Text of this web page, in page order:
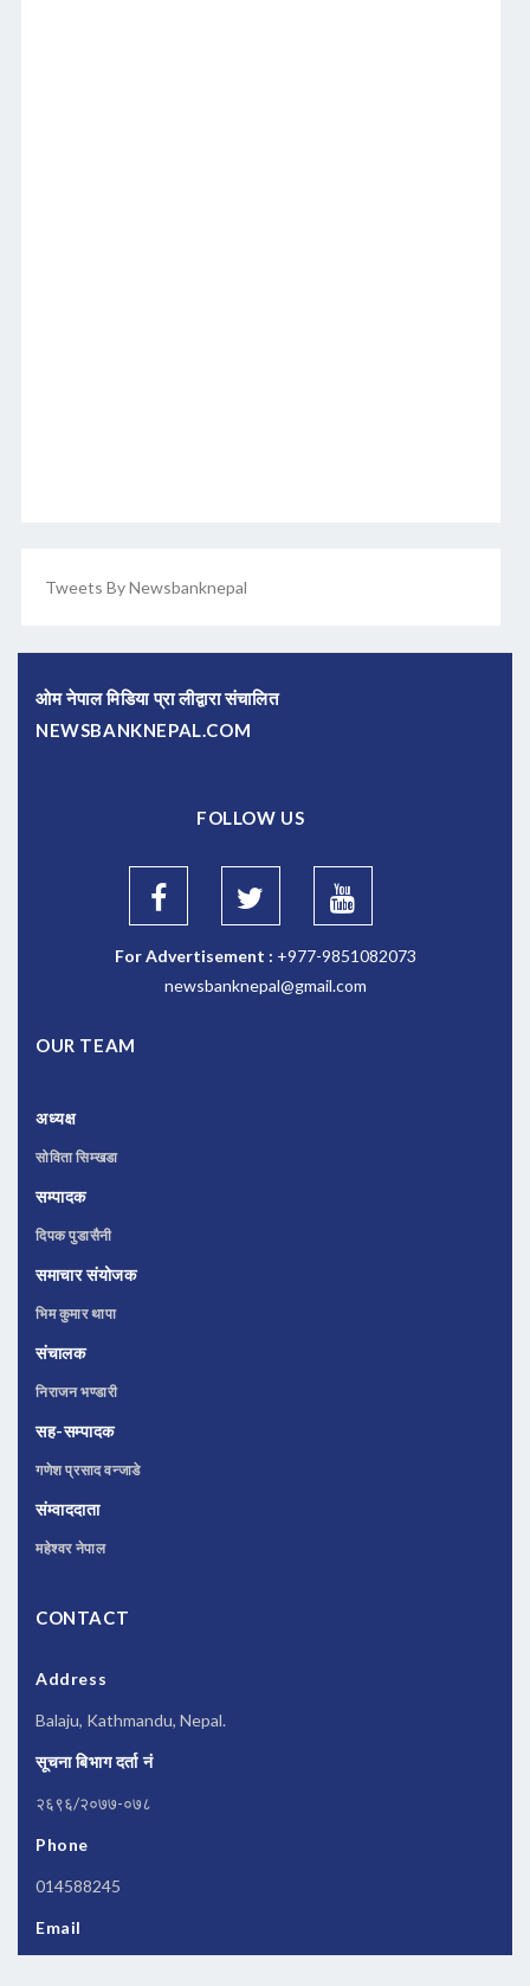
Tweets By Newsbanknepal
ओम नेपाल मिडिया प्रा लीद्वारा संचालित
NEWSBANKNEPAL.COM
FOLLOW US
For Advertisement : +977-9851082073
newsbanknepal@gmail.com
OUR TEAM
अध्यक्ष
सोविता सिम्खडा
सम्पादक
दिपक पुडासैनी
समाचार संयोजक
भिम कुमार थापा
संचालक
निराजन भण्डारी
सह-सम्पादक
गणेश प्रसाद वन्जाडे
संम्वाददाता
महेश्वर नेपाल
CONTACT
Address
Balaju, Kathmandu, Nepal.
सूचना बिभाग दर्ता नं
२६९६/२०७७-०७८
Phone
014588245
Email